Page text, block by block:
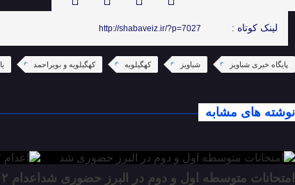
لینک کوتاه : http://shabaveiz.ir/?p=7027
پایگاه خبری شباویز شباویز کهگیلویه کهگیلویه و بویراحمد
نوشته های مشابه
امتحانات متوسطه اول و دوم در البرز حضوری شد اعدام ۲ تروریست وابسته به گروهک تروریستی منافقین